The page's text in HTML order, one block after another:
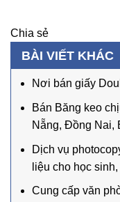
Chia sẻ
BÀI VIẾT KHÁC
Nơi bán giấy
Bán Băng keo
Nẵng, Đồng Nai,
Dịch vụ
liệu cho học
Cung cấp văn